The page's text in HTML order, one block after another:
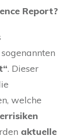
Report?
. Dieser
welche
aktuelle